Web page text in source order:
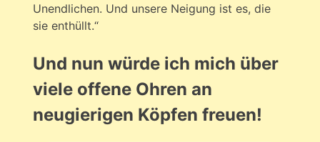
Unendlichen. Und unsere Neigung ist es, die
sie enthüllt.“
Und nun würde ich mich über
viele offene Ohren an
neugierigen Köpfen freuen!